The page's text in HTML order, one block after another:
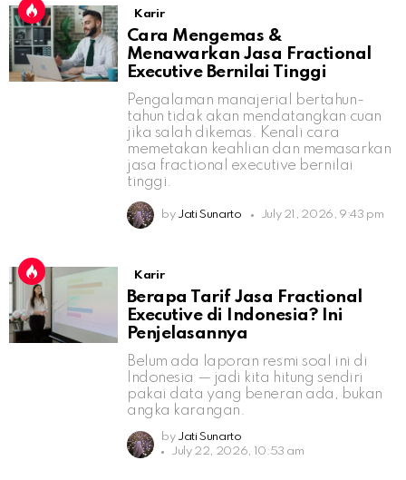
Karir
Cara Mengemas &
Menawarkan Jasa Fractional
Executive Bernilai Tinggi
Pengalaman manajerial bertahun-
tahun tidak akan mendatangkan cuan
jika salah dikemas. Kenali cara
memetakan keahlian dan memasarkan
jasa fractional executive bernilai
tinggi.
by Jati Sunarto July 21, 2026, 9:43 pm
Karir
Berapa Tarif Jasa Fractional
Executive di Indonesia? Ini
Penjelasannya
Belum ada laporan resmi soal ini di
Indonesia — jadi kita hitung sendiri
pakai data yang beneran ada, bukan
angka karangan.
by Jati Sunarto
July 22, 2026, 10:53 am